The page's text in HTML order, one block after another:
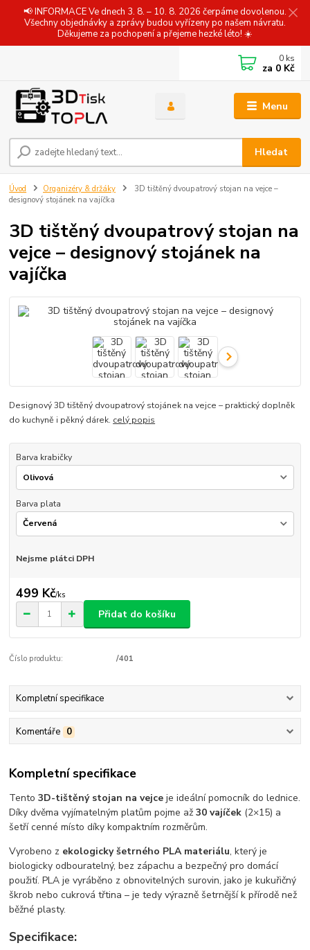
📢 INFORMACE Ve dnech 3. 8. – 10. 8. 2026 čerpáme dovolenou.
Všechny objednávky a zprávy budou vyřízeny po našem návratu.
Děkujeme za pochopení a přejeme hezké léto! ☀️
Menu
Hledat
0 ks
za 0 Kč
Úvod Organizéry & držáky
3D tištěný dvoupatrový stojan na vejce –
designový stojánek na vajíčka
3D tištěný dvoupatrový stojan na
vejce – designový stojánek na
vajíčka
Designový 3D tištěný dvoupatrový stojánek na vejce – praktický doplněk
do kuchyně i pěkný dárek. celý popis
Barva krabičky
Barva plata
Nejsme plátci DPH
499 Kč/ks
Přidat do košíku
Číslo produktu: /401
Kompletní specifikace
Komentáře 0
Kompletní specifikace
Tento3D-tištěný stojan na vejce je ideální pomocník do lednice.
Díky dvěma vyjímatelným platům pojme až30 vajíček (2×15) a
šetří cenné místo díky kompaktním rozměrům.
Vyrobeno z ekologicky šetrného PLA materiálu, který je
biologicky odbouratelný, bez zápachu a bezpečný pro domácí
použití. PLA je vyráběno z obnovitelných surovin, jako je kukuřičný
škrob nebo cukrová třtina – je tedy výrazně šetrnější k přírodě než
běžné plasty.
Specifikace: